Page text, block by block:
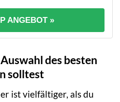
ANGEBOT »
des besten
solltest
ist vielfältiger, als du